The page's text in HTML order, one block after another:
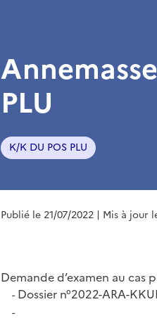
PLU
K/K DU POS PLU
Publié le 21/07/2022 | Mis à jour
Demande d’examen au cas
-Dossier n°2022-ARA-
-